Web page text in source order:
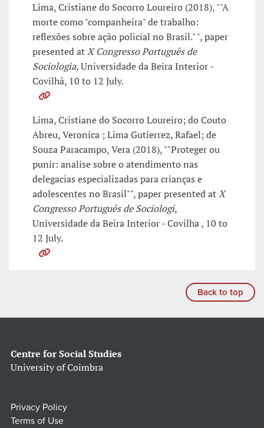
Lima, Cristiane do Socorro Loureiro (2018), ""A
morte como "companheira" de trabalho:
reflexões sobre ação policial no Brasil." ", paper
presented atX Congresso Português de
Sociologia, Universidade da Beira Interior -
Covilhã, 10 to 12 July.
Lima, Cristiane do Socorro Loureiro; do Couto
Abreu, Veronica ; Lima Gutierrez, Rafael; de
Souza Paracampo, Vera (2018), ""Proteger ou
punir: analise sobre o atendimento nas
delegacias especializadas para crianças e
adolescentes no Brasil"", paper presented atX
Congresso Português de Sociologi,
Universidade da Beira Interior - Covilha , 10 to
12 July.
Back to top
Centre for Social Studies
University of Coimbra
Privacy Policy
Terms of Use